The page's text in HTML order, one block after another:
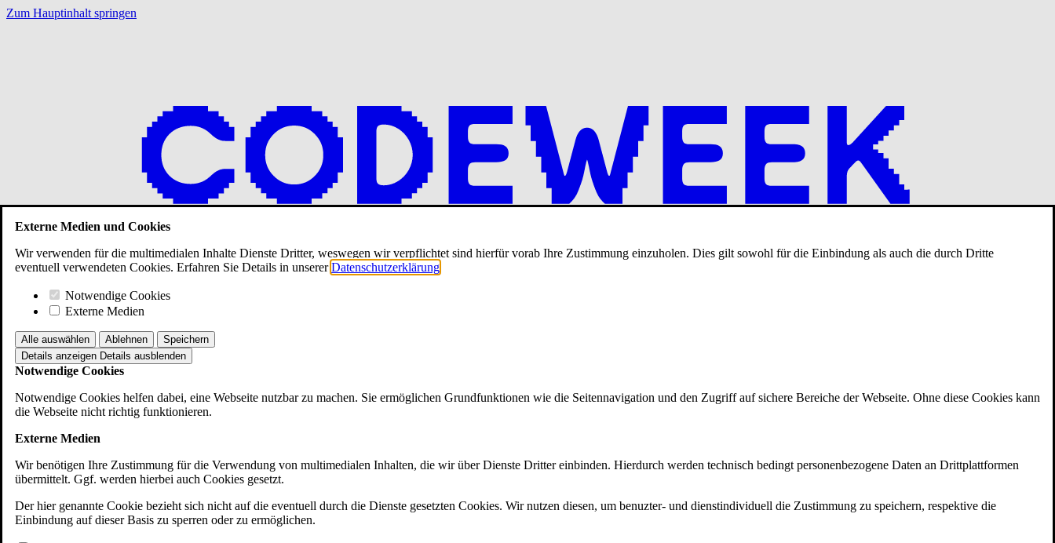
Zum Hauptinhalt springen
Start
Externe Medien und Cookies
Wir verwenden für die multimedialen Inhalte Dienste Dritter, weswegen wir verpflichtet sind hierfür vorab Ihre Zustimmung einzuholen. Dies gilt sowohl für die Einbindung als auch die durch Dritte
eventuell verwendeten Cookies. Erfahren Sie Details in unsererDatenschutzerklärung
Notwendige Cookies
Externe Medien
Alle auswählen Ablehnen
Speichern
Details anzeigen Details ausblenden
Notwendige Cookies
Notwendige Cookies helfen dabei, eine Webseite nutzbar zu machen. Sie ermöglichen Grundfunktionen wie die Seitennavigation und den Zugriff auf sichere Bereiche der Webseite. Ohne diese Cookies kann
die Webseite nicht richtig funktionieren.
Externe Medien
Wir benötigen Ihre Zustimmung für die Verwendung von multimedialen Inhalten, die wir über Dienste Dritter einbinden. Hierdurch werden technisch bedingt personenbezogene Daten an Drittplattformen
übermittelt. Ggf. werden hierbei auch Cookies gesetzt.
Der hier genannte Cookie bezieht sich nicht auf die eventuell durch die Dienste gesetzten Cookies. Wir nutzen diesen, um benuzter- und dienstindividuell die Zustimmung zu speichern, respektive die
Einbindung auf dieser Basis zu sperren oder zu ermöglichen.